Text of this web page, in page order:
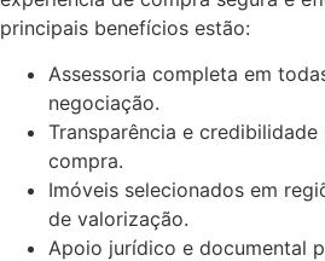
principais benefícios estão:
Assessoria completa em
negociação.
Transparência e
compra.
Imóveis selecionados em
de valorização.
Apoio jurídico e documental